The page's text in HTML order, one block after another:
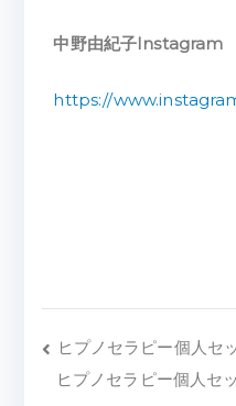
中野由紀子Instagram
https://
ヒプノセラピー個人セ
ヒプノセラピー個人セ